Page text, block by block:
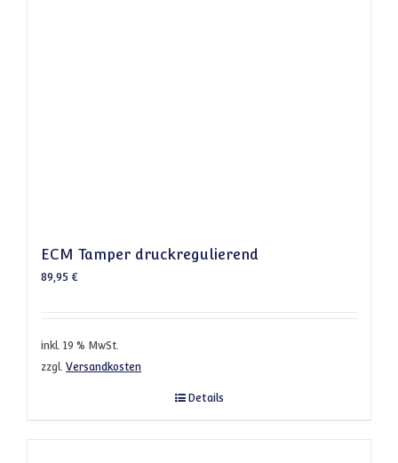
ECM Tamper druckregulierend
89,95 €
inkl. 19 % MwSt.
zzgl. Versandkosten
Details